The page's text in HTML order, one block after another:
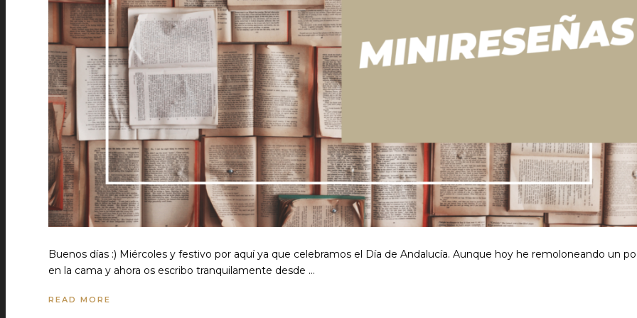
Buenos días :) Miércoles y festivo por aquí ya que celebramos el Día de Andalucía. Aunque hoy he remoloneando un
en la cama y ahora os escribo tranquilamente desde …
READ MORE